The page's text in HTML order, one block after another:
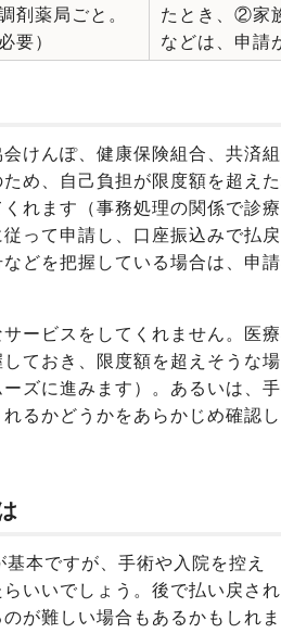
剤薬局ごと。
要）
たとき、②家
などは、申請
けんぽ、健康保険組合、共済
め、自己負担が限度額を超え
れます（事務処理の関係で診
って申請し、口座振込みで払
どを把握している場合は、申
ービスをしてくれません。医
ておき、限度額を超えそうな
ズに進みます）。あるいは、
るかどうかをあらかじめ確認
本ですが、手術や入院を控え
いいでしょう。後で払い戻され
が難しい場合もあるかもしれま